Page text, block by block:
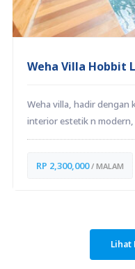
Weha Villa Hobbit
Weha villa, hadir dengan
interior estetik n modern,
RP 2,300,000/ MALAM
Lihat